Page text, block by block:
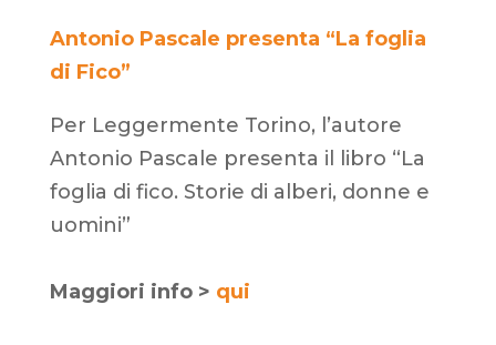
Antonio Pascale presenta “La foglia
di Fico”
Per Leggermente Torino, l’autore
Antonio Pascale presenta il libro “La
foglia di fico. Storie di alberi, donne e
uomini”
Maggiori info > qui